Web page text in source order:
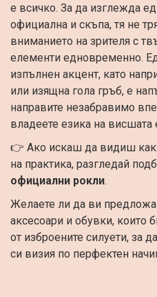
е всичко. За да изглежда
официална и скъпа, тя не
вниманието на зрителя с
елементи едновременно.
изпълнен акцент, като
или изящна гола гръб, е
направите незабравимо
владеете езика на висшата
👉 Ако искаш да видиш как
на практика, разгледай
официални рокли.
Желаете ли да ви
аксесоари и обувки, които
от изброените силуети, за
си визия по перфектен